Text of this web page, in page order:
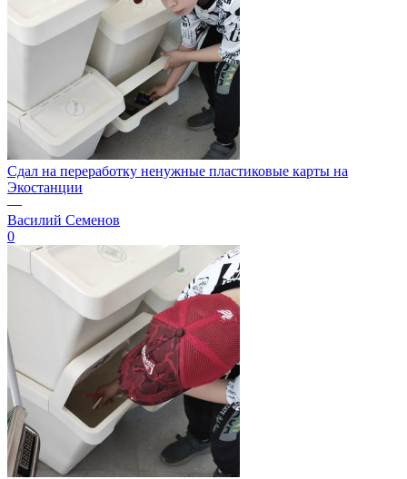
Сдал на переработку ненужные пластиковые карты на
Экостанции
—
Василий Семенов
0